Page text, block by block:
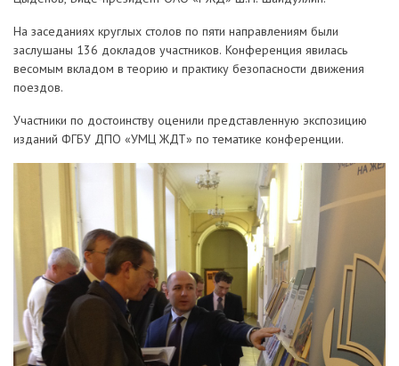
На заседаниях круглых столов по пяти направлениям были
заслушаны 136 докладов участников. Конференция явилась
весомым вкладом в теорию и практику безопасности движения
поездов.
Участники по достоинству оценили представленную экспозицию
изданий ФГБУ ДПО «УМЦ ЖДТ» по тематике конференции.